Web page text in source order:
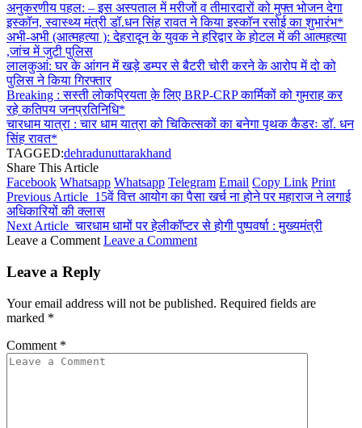
अनुकरणीय पहल: – इस अस्पताल में मरीजों व तीमारदारों को मुफ्त भोजन देगा
इस्कॉन, स्वास्थ्य मंत्री डॉ.धन सिंह रावत ने किया इस्कॉन रसोई का शुभारंभ*
अभी-अभी (आत्महत्या ): देहरादून के युवक ने हरिद्वार के होटल में की आत्महत्या
,जांच में जुटी पुलिस
लालकुआं: घर के आंगन में खड़े डम्पर से बैटरी चोरी करने के आरोप में दो को
पुलिस ने किया गिरफ्तार
Breaking : सस्ती लोकप्रियता क़े लिए BRP-CRP कार्मिकों को गुमराह कर
रहे कतिपय जनप्रतिनिधि*
चारधाम यात्रा : चार धाम यात्रा को चिकित्सकों का बनेगा पृथक कैडरः डाॅ. धन
सिंह रावत*
TAGGED:dehradunuttarakhand
Share This Article
Facebook Whatsapp Whatsapp Telegram Email Copy Link Print
Previous Article 15वें वित्त आयोग का पैसा खर्च ना होने पर महाराज ने लगाई
अधिकारियों की क्लास
Next Article चारधाम धामों पर हेलीकॉप्टर से होगी पुष्पवर्षा : मुख्यमंत्री
Leave a Comment Leave a Comment
Leave a Reply
Your email address will not be published. Required fields are
marked *
Comment *